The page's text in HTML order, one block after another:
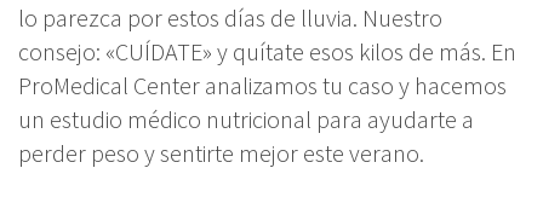
lo parezca por estos días de lluvia. Nuestro
consejo: «CUÍDATE» y quítate esos kilos de más. En
ProMedical Center analizamos tu caso y hacemos
un estudio médico nutricional para ayudarte a
perder peso y sentirte mejor este verano.